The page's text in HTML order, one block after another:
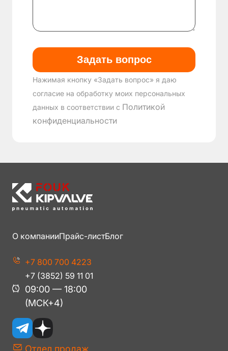
Нажимая кнопку «Задать вопрос» я даю
согласие на обработку моих персональных
данных в соответствии с Политикой
конфиденциальности
О компанииПрайс-листБлог
+7 800 700 4223
+7 (3852) 59 11 01
09:00 — 18:00
(МСК+4)